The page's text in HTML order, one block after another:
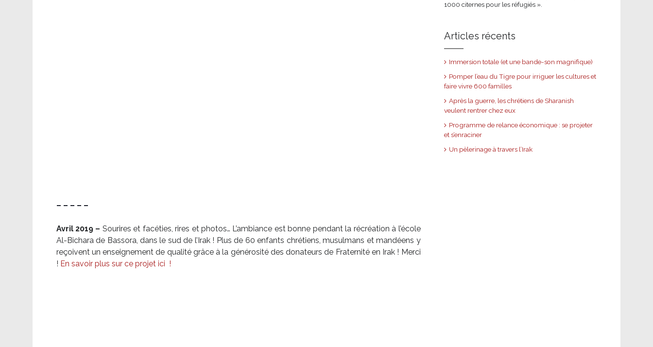
– – – – –
Avril 2019 – Sourires et facéties, rires et photos… L’ambiance est bonne pendant la récréation à l’école
Al-Bichara de Bassora, dans le sud de l’Irak ! Plus de 60 enfants chrétiens, musulmans et mandéens y
reçoivent un enseignement de qualité grâce à la générosité des donateurs de Fraternité en Irak ! Merci
! En savoir plus sur ce projet ici !
1000 citernes pour les réfugiés ».
Articles récents
Immersion totale (et une bande-son magnifique)
Pomper l’eau du Tigre pour irriguer les cultures et
faire vivre 600 familles
Après la guerre, les chrétiens de Sharanish
veulent rentrer chez eux
Programme de relance économique : se projeter
et s’enraciner
Un pèlerinage à travers l’Irak